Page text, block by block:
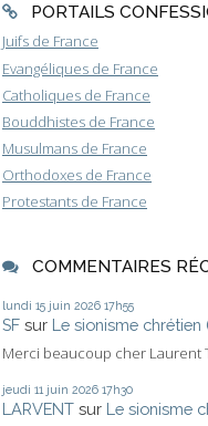
PORTAILS
Juifs de France
Evangéliques de France
Catholiques de France
Bouddhistes de France
Musulmans de France
Orthodoxes de France
Protestants de France
COMMENTAIRES
lundi 15 juin 2026 17h55
SF sur Le sionisme chrétien
Merci beaucoup cher Laurent
jeudi 11 juin 2026 17h30
LARVENT sur Le sionisme